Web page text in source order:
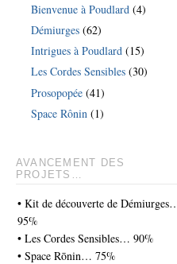
Bienvenue à Poudlard (4)
Démiurges (62)
Intrigues à Poudlard (15)
Les Cordes Sensibles (30)
Prosopopée (41)
Space Rônin (1)
AVANCEMENT DES
PROJETS…
• Kit de découverte de
95%
• Les Cordes Sensibles… 90%
• Space Rōnin… 75%